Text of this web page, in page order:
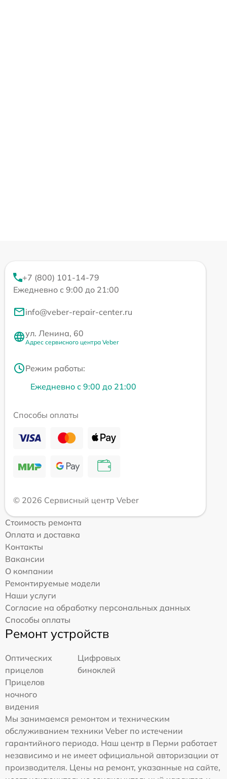
+7 (800) 101-14-79
Ежедневно с 9:00 до 21:00
info@veber-repair-center.ru
ул. Ленина, 60
Адрес сервисного центра Veber
Режим работы:
Ежедневно с 9:00 до 21:00
Способы оплаты
© 2026 Сервисный центр Veber
Стоимость ремонта
Оплата и доставка
Контакты
Вакансии
О компании
Ремонтируемые модели
Наши услуги
Согласие на обработку персональных данных
Способы оплаты
Ремонт устройств
Оптических
прицелов
Цифровых
биноклей
Прицелов
ночного
видения
Мы занимаемся ремонтом и техническим
обслуживанием техники Veber по истечении
гарантийного периода. Наш центр в Перми работает
независимо и не имеет официальной авторизации от
производителя. Цены на ремонт, указанные на сайте,